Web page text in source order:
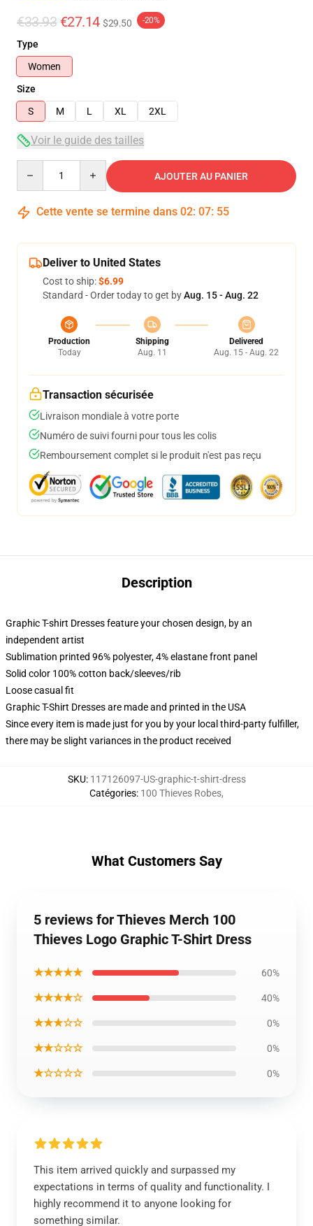
€33.93 €27.14 $29.50 -20%
Type
Women
Size
S
M L XL 2XL
Voir le guide des tailles
AJOUTER AU PANIER
Cette vente se termine dans 02: 07: 54
Deliver to United States
Cost to ship:$6.99
Standard - Order today to get byAug. 15 - Aug. 22
Production
Today
Shipping
Aug. 11
Delivered
Aug. 15 - Aug. 22
Transaction sécurisée
Livraison mondiale à votre porte
Numéro de suivi fourni pour tous les colis
Remboursement complet si le produit n'est pas reçu
Description
Graphic T-shirt Dresses feature your chosen design, by an
independent artist
Sublimation printed 96% polyester, 4% elastane front panel
Solid color 100% cotton back/sleeves/rib
Loose casual fit
Graphic T-Shirt Dresses are made and printed in the USA
Since every item is made just for you by your local third-party fulfiller,
there may be slight variances in the product received
SKU: 117126097-US-graphic-t-shirt-dress
Catégories: 100 Thieves Robes,
What Customers Say
5 reviews for Thieves Merch 100
Thieves Logo Graphic T-Shirt Dress
★★★★★ 60%
★★★★☆ 40%
★★★☆☆ 0%
★★☆☆☆ 0%
★☆☆☆☆ 0%
This item arrived quickly and surpassed my
expectations in terms of quality and functionality. I
highly recommend it to anyone looking for
something similar.